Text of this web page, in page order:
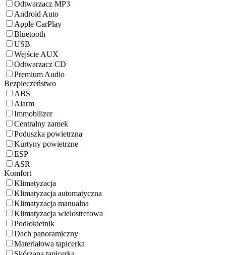
Odtwarzacz MP3
Android Auto
Apple CarPlay
Bluetooth
USB
Wejście AUX
Odtwarzacz CD
Premium Audio
Bezpieczeństwo
ABS
Alarm
Immobilizer
Centralny zamek
Poduszka powietrzna
Kurtyny powietrzne
ESP
ASR
Komfort
Klimatyzacja
Klimatyzacja automatyczna
Klimatyzacja manualna
Klimatyzacja wielostrefowa
Podłokietnik
Dach panoramiczny
Materiałowa tapicerka